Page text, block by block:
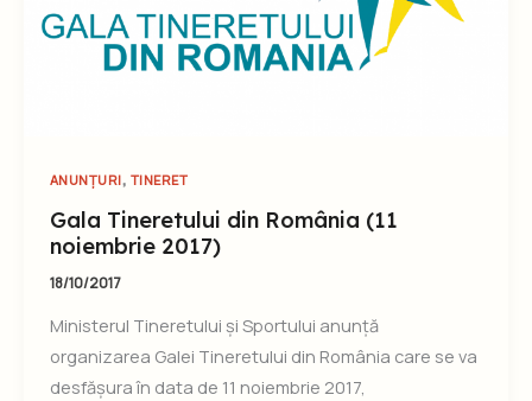
ANUNȚURI, TINERET
Gala Tineretului din România (11
noiembrie 2017)
18/10/2017
Ministerul Tineretului și Sportului anunță
organizarea Galei Tineretului din România care se va
desfășura în data de 11 noiembrie 2017,